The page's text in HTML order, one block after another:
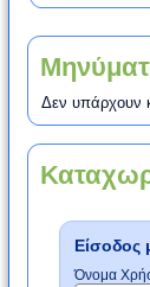
Δεν υπάρχουν
Είσοδος
Όνομα